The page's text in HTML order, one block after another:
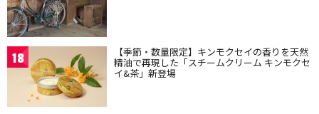
18 【季節・数量限定】キンモクセイの香りを天然
精油で再現した「スチームクリーム キンモクセ
イ&茶」新登場